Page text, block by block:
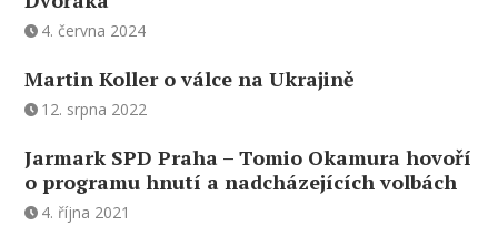
4. června 2024
Martin Koller o válce na Ukrajině
12. srpna 2022
Jarmark SPD Praha – Tomio Okamura hovoří
o programu hnutí a nadcházejících volbách
4. října 2021